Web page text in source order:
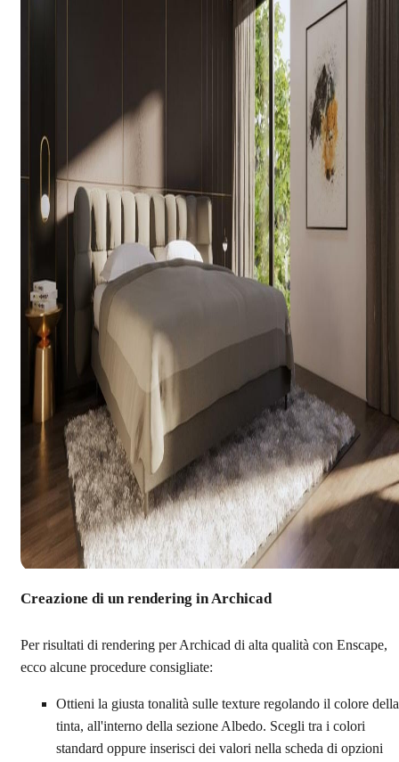
Creazione di un rendering in Archicad
Per risultati di rendering per Archicad di alta qualità con Enscape,
ecco alcune procedure consigliate:
Ottieni la giusta tonalità sulle texture regolando il colore della
tinta, all'interno della sezione Albedo. Scegli tra i colori
standard oppure inserisci dei valori nella scheda di opzioni